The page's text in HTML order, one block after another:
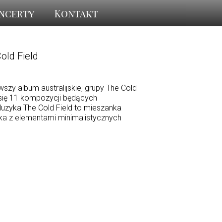
Kontakt
Field
album australijskiej grupy The Cold
11 kompozycji będących
The Cold Field to mieszanka
z elementami minimalistycznych